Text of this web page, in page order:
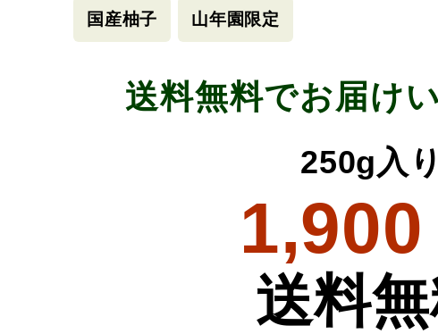
国産柚子 山年園限定
送料無料でお届け
250g入
1,900
送料